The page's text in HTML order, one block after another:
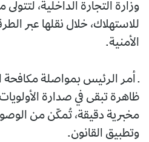
وزارة التجارة الداخلية، لتتولى
للاستهلاك، خلال نقلها عبر
الأمنية.
ـ أمر الرئيس بمواصلة مكافحة
ظاهرة تبقى في صدارة
مخبرية دقيقة، تُمكّن من
وتطبيق القانون.